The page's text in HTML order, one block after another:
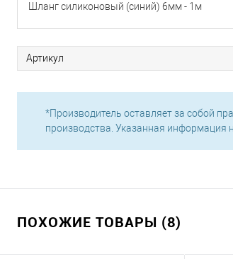
Шланг силиконовый (синий) 6мм - 1м
Артикул
*Производитель оставляет за собой
производства. Указанная информация
ПОХОЖИЕ ТОВАРЫ (8)